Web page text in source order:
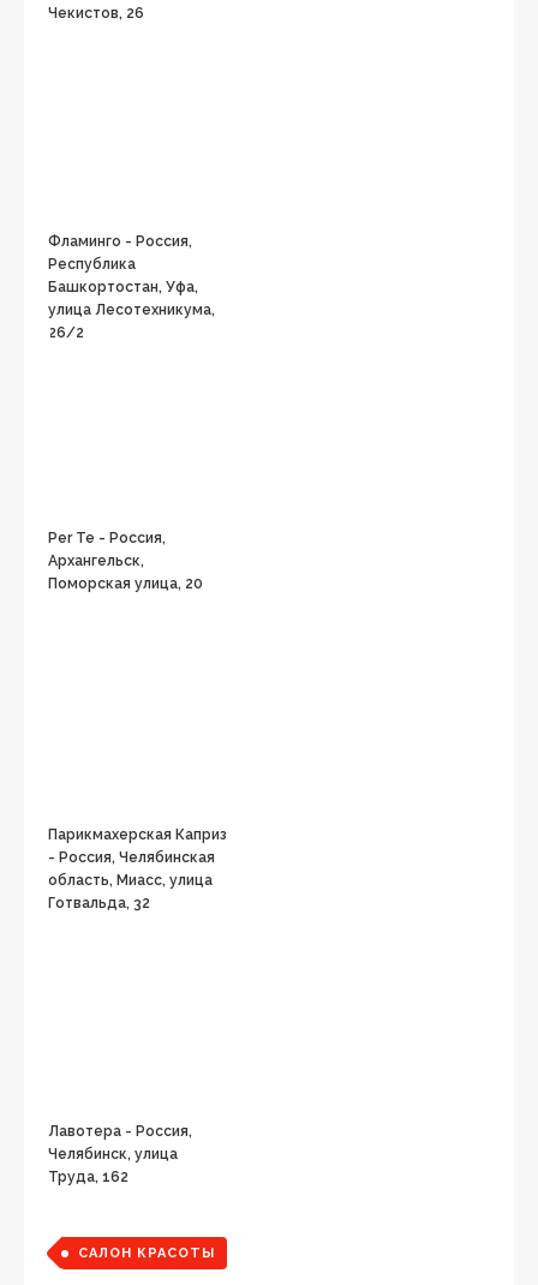
Чекистов, 26
Фламинго - Россия,
Республика
Башкортостан, Уфа,
улица Лесотехникума,
26/2
Per Te - Россия,
Архангельск,
Поморская улица, 20
Парикмахерская Каприз
- Россия, Челябинская
область, Миасс, улица
Готвальда, 32
Лавотера - Россия,
Челябинск, улица
Труда, 162
САЛОН КРАСОТЫ